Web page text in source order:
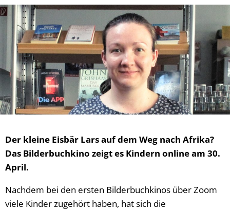
Der kleine Eisbär Lars auf dem Weg nach Afrika?
Das Bilderbuchkino zeigt es Kindern online am 30.
April.
Nachdem bei den ersten Bilderbuchkinos über Zoom
viele Kinder zugehört haben, hat sich die